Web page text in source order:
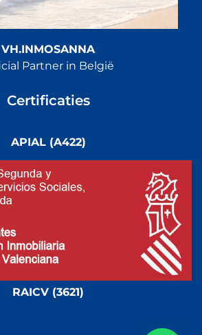
VH.INMOSANNA
Partner in België
Certificaties
APIAL (A422)
RAICV (3621)